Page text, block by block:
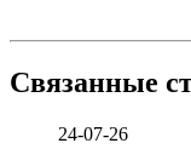
Связанные
24-07-26